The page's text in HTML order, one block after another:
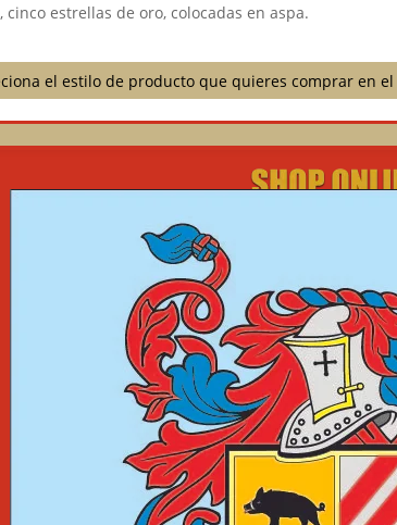
cinco estrellas de oro, colocadas en aspa.
el estilo de producto que quieres comprar en